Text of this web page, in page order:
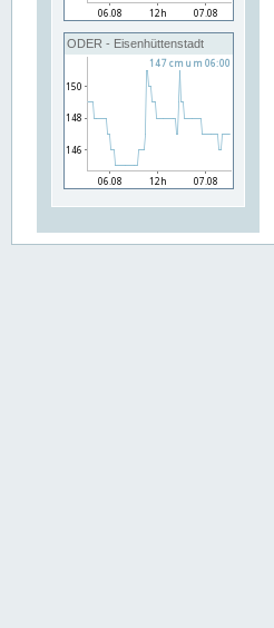
ODER - Eisenhüttenstadt